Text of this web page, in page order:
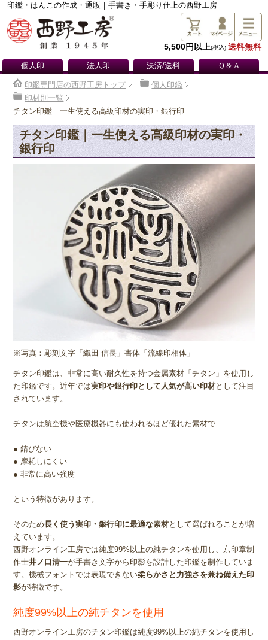
印鑑・はんこの作成・通販｜手書き・手彫り仕上の西野工房
5,500円以上(税込) 送料無料
個人印 法人印 決済/送料 Ｑ＆Ａ
印鑑専門店の西野工房トップ
個人印鑑
印材別一覧
チタン印鑑｜一生使える高級印材の実印・銀行印
チタン印鑑｜一生使える高級印材の実印・
銀行印
※写真：彫刻文字「織田 信長」書体「流線印相体」
チタン印鑑は、非常に高い耐久性を持つ金属素材「チタン」を使用し
た印鑑です。近年では実印や銀行印として人気が高い印材として注目
されています。
チタンは航空機や医療機器にも使われるほど優れた素材で
● 錆びない
● 摩耗しにくい
● 非常に高い強度
という特徴があります。
そのため長く使う実印・銀行印に最適な素材として選ばれることが増
えています。
西野オンライン工房では純度99%以上の純チタンを使用し、京印章制
作士井ノ口清一が手書き文字から印影を設計した印鑑を制作していま
す。機械フォントでは表現できない柔らかさと力強さを兼ね備えた印
影が特徴です。
純度99%以上の純チタンを使用
西野オンライン工房のチタン印鑑は純度99%以上の純チタンを使用し